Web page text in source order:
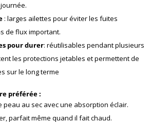
: larges ailettes pour éviter les fuites
de flux important.
pour durer: réutilisables pendant plusieurs
les protections jetables et permettent de
sur le long terme
préférée :
peau au sec avec une absorption éclair.
parfait même quand il fait chaud.